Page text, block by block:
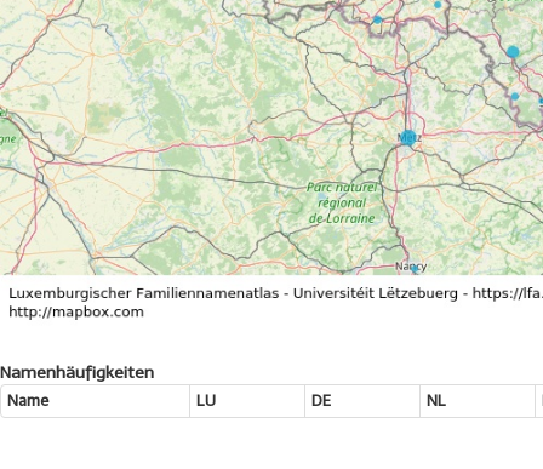
Namenhäufigkeiten
Name LU DE NL